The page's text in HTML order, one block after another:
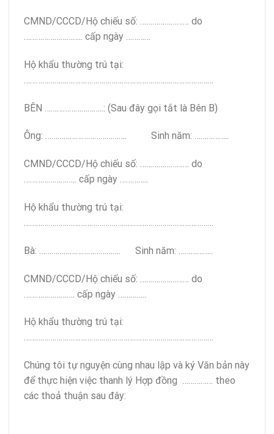
CMND/CCCD/Hộ chiếu số: …………………… do
……………………….. cấp ngày …………
Hộ khẩu thường trú tại:
BÊN ………………………..: (Sau đây gọi tắt là Bên B)
Ông: …………………………………. Sinh năm: ……………..
CMND/CCCD/Hộ chiếu số: …………………… do
…………………….. cấp ngày …………..
Hộ khẩu thường trú tại:
…………………………………………………………………………………
Bà: …………………………………. Sinh năm: ……………..
CMND/CCCD/Hộ chiếu số: …………………… do
……………………. cấp ngày …………..
Hộ khẩu thường trú tại:
…………………………………………………………………………………
Chúng tôi tự nguyện cùng nhau lập và ký Văn bản này
để thực hiện việc thanh lý Hợp đồng …………… theo
các thoả thuận sau đây: